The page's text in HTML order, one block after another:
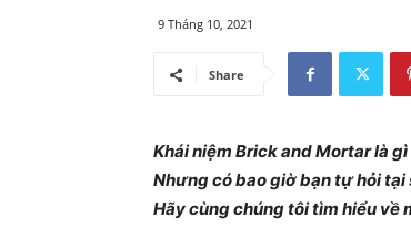
9 Tháng 10, 2021
Share
Khái niệm Brick and Mortar là
Nhưng có bao giờ bạn tự hỏi
Hãy cùng chúng tôi tìm hiểu về